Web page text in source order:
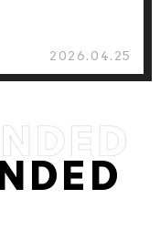
2026.04.25